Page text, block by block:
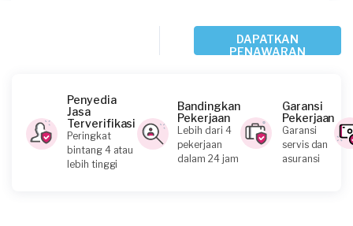
Chifan Granetta requested Pemasangan
Request Fulfilled
Kurang dari Rp1.000.000
DAPATKAN
PENAWARAN
Penyedia
Jasa
Terverifikasi
Peringkat
bintang 4 atau
lebih tinggi
Bandingkan
Pekerjaan
Lebih dari 4
pekerjaan
dalam 24 jam
Garansi
Pekerjaan
Garansi
servis dan
asuransi